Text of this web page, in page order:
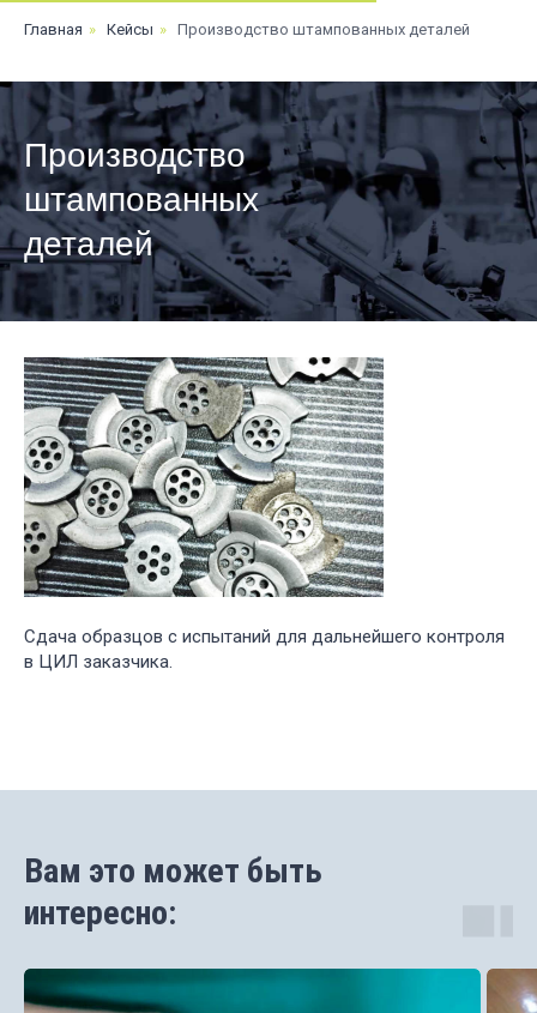
Главная » Кейсы » Производство штампованных деталей
Производство
штампованных
деталей
Сдача образцов с испытаний для дальнейшего контроля
в ЦИЛ заказчика.
Вам это может быть
интересно: